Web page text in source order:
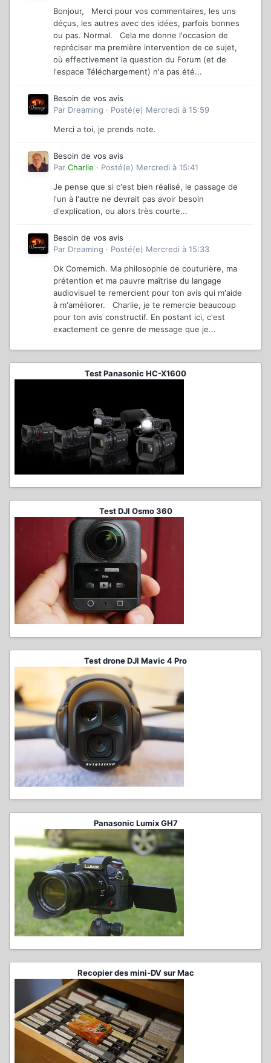
Bonjour, Merci pour vos commentaires, les uns
déçus, les autres avec des idées, parfois bonnes
ou pas. Normal. Cela me donne l'occasion de
repréciser ma première intervention de ce sujet,
où effectivement la question du Forum (et de
l'espace Téléchargement) n'a pas été...
Besoin de vos avis
Par Dreaming · Posté(e) Mercredi à 15:59
Merci a toi, je prends note.
Besoin de vos avis
Par Charlie · Posté(e) Mercredi à 15:41
Je pense que si c'est bien réalisé, le passage de
l'un à l'autre ne devrait pas avoir besoin
d'explication, ou alors très courte...
Besoin de vos avis
Par Dreaming · Posté(e) Mercredi à 15:33
Ok Comemich. Ma philosophie de couturière, ma
prétention et ma pauvre maîtrise du langage
audiovisuel te remercient pour ton avis qui m'aide
à m'améliorer. Charlie, je te remercie beaucoup
pour ton avis constructif. En postant ici, c'est
exactement ce genre de message que je...
Test Panasonic HC-X1600
Test DJI Osmo 360
Test drone DJI Mavic 4 Pro
Panasonic Lumix GH7
Recopier des mini-DV sur Mac